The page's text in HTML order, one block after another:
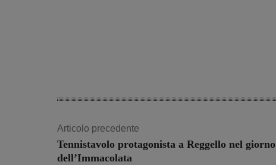
Articolo precedente
Tennistavolo protagonista a Reggello nel giorno
dell’Immacolata